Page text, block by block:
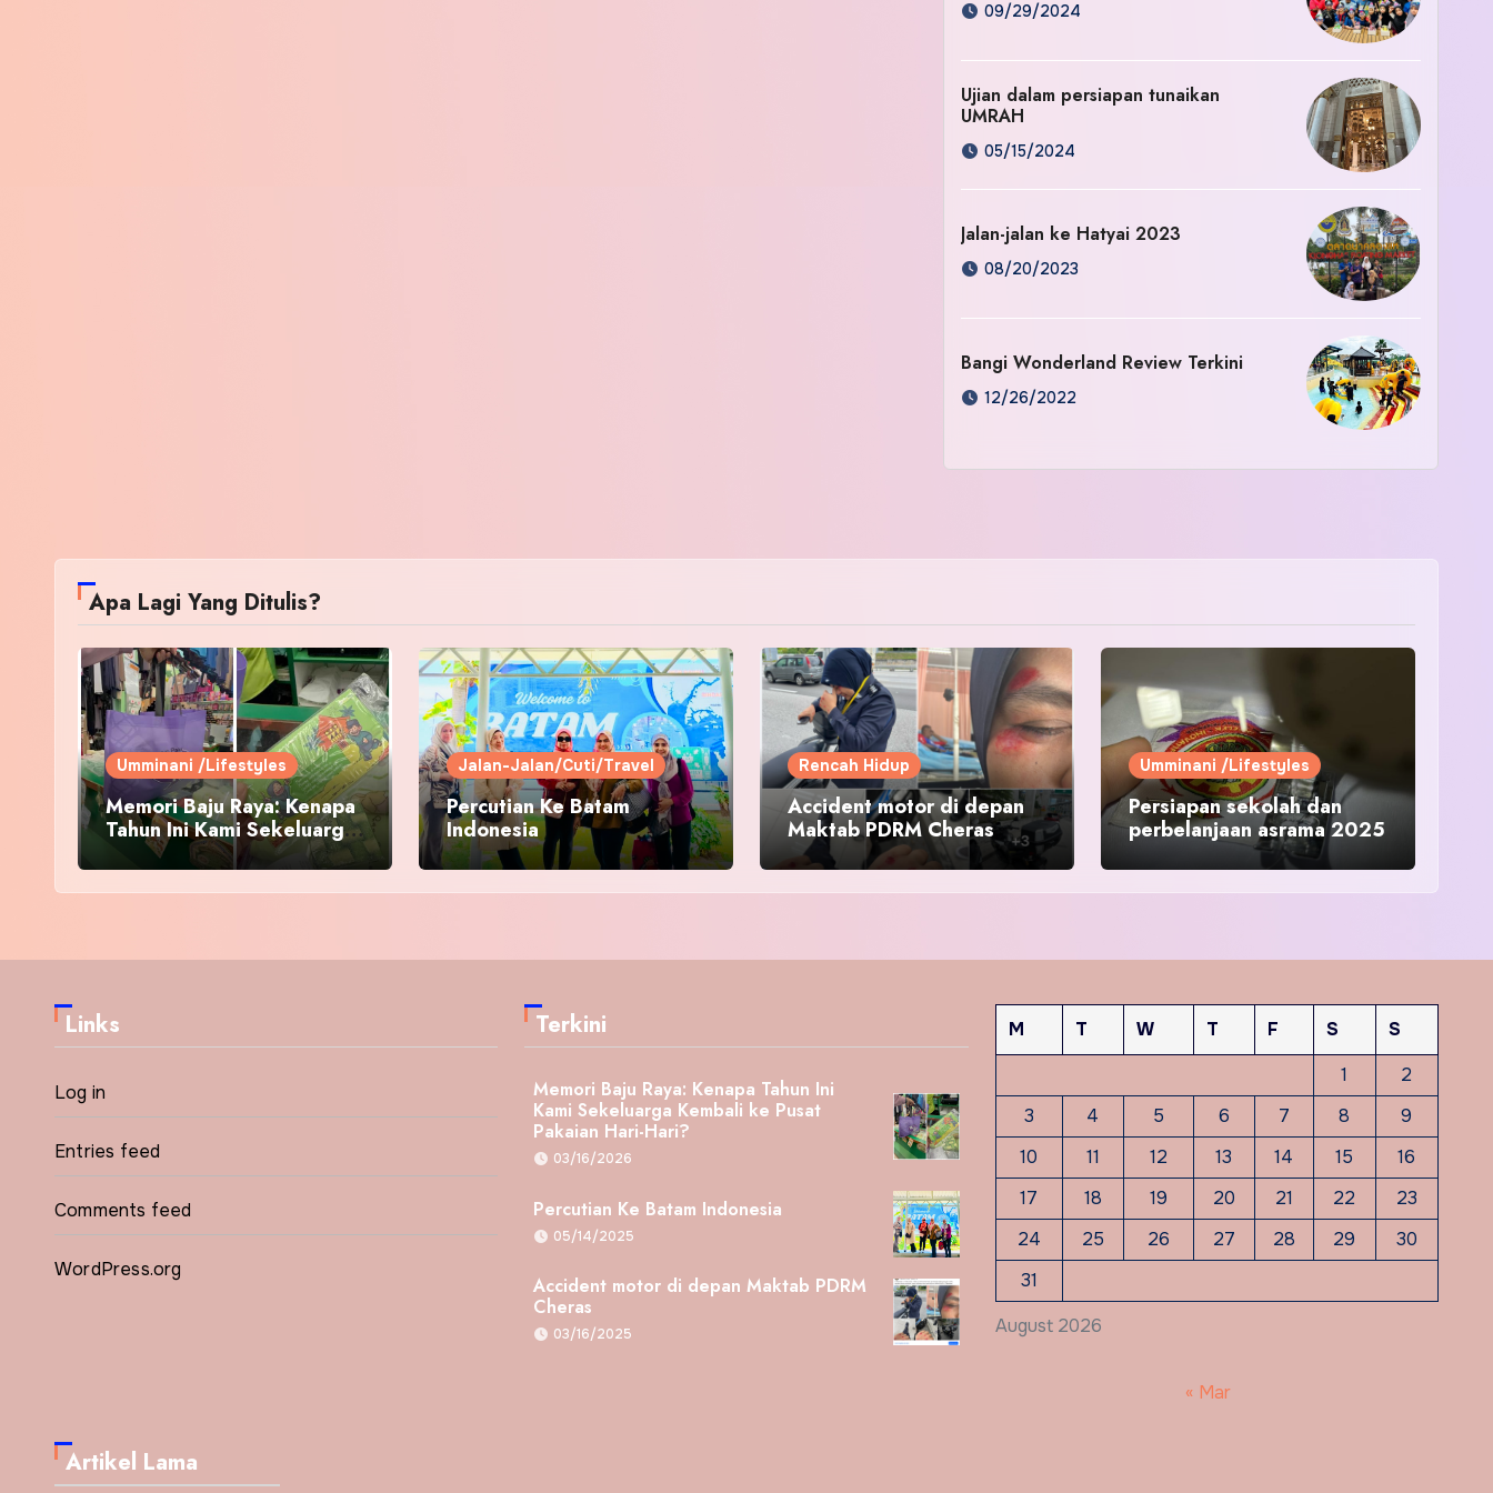
09/29/2024
Ujian dalam persiapan tunaikan
UMRAH
05/15/2024
Jalan-jalan ke Hatyai 2023
08/20/2023
Bangi Wonderland Review Terkini
12/26/2022
Apa Lagi Yang Ditulis?
Umminani /Lifestyles
Memori Baju Raya: Kenapa
Tahun Ini Kami Sekeluarga
Kembali ke Pusat Pakaian
Hari-Hari?
Jalan-Jalan/Cuti/Travel
Percutian Ke Batam
Indonesia
Rencah Hidup
Accident motor di depan
Maktab PDRM Cheras
Umminani /Lifestyles
Persiapan sekolah dan
perbelanjaan asrama 2025
Links
Log in
Entries feed
Comments feed
WordPress.org
Terkini
Memori Baju Raya: Kenapa Tahun Ini
Kami Sekeluarga Kembali ke Pusat
Pakaian Hari-Hari?
03/16/2026
Percutian Ke Batam Indonesia
05/14/2025
Accident motor di depan Maktab PDRM
Cheras
03/16/2025 August 2026
M T W T F S
S
1
2
3
4 5 6 7 8
9
10
11 12 13 14 15
16
17
18 19 20 21 22
23
24
25 26 27 28 29
30
31
« Mar
Artikel Lama